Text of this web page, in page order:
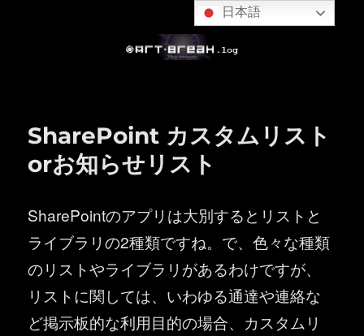
SharePoint カスタムリスト
orお知らせリスト
SharePointのアプリは大別するとリストと
ライブラリの2種類ですね。で、色々な種類
のリストやライブラリがあるわけですが、
リストに関しては、いわゆる通達や連絡な
ど掲示板的な利用目的の場合、カスタムリ
日本語